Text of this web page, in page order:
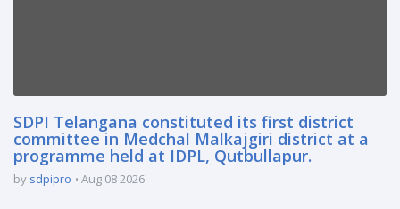
SDPI Telangana constituted its first district
committee in Medchal Malkajgiri district at a
programme held at IDPL, Qutbullapur.
by sdpipro Aug 08 2026